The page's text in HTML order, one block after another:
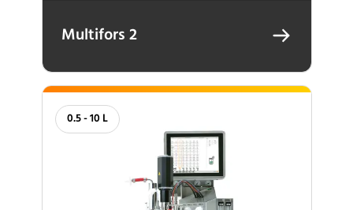
Multifors 2
0.5 - 10 L